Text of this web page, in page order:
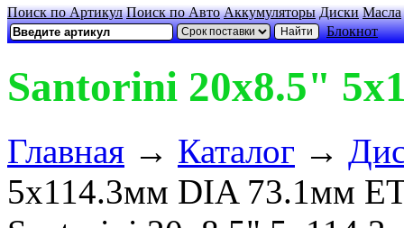
Поиск по Артикул Поиск по Авто Аккумуляторы Диски Масла
Блокнот
Santorini 20x8.5"
Главная → Каталог →
5x114.3мм DIA 73.1мм